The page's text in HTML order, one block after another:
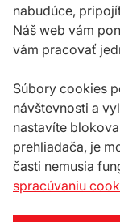
nabudúce,
Náš web vám
vám pracovať
Súbory cookies
návštevnosti a
nastavíte
prehliadača, je
časti nemusia
spracúvaniu